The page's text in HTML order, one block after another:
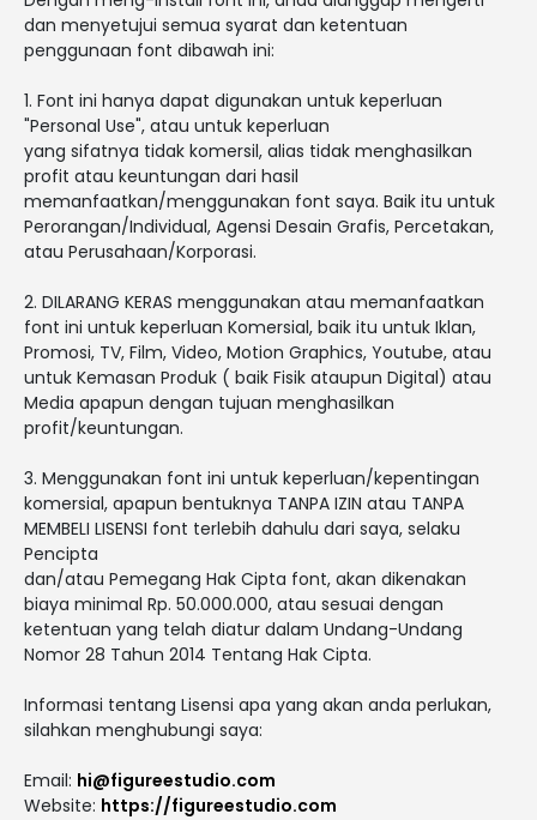
dan menyetujui semua syarat dan ketentuan
penggunaan font dibawah ini:
1. Font ini hanya dapat digunakan untuk keperluan
"Personal Use", atau untuk keperluan
yang sifatnya tidak komersil, alias tidak menghasilkan
profit atau keuntungan dari hasil
memanfaatkan/menggunakan font saya. Baik itu untuk
Perorangan/Individual, Agensi Desain Grafis, Percetakan,
atau Perusahaan/Korporasi.
2. DILARANG KERAS menggunakan atau memanfaatkan
font ini untuk keperluan Komersial, baik itu untuk Iklan,
Promosi, TV, Film, Video, Motion Graphics, Youtube, atau
untuk Kemasan Produk ( baik Fisik ataupun Digital) atau
Media apapun dengan tujuan menghasilkan
profit/keuntungan.
3. Menggunakan font ini untuk keperluan/kepentingan
komersial, apapun bentuknya TANPA IZIN atau TANPA
MEMBELI LISENSI font terlebih dahulu dari saya, selaku
Pencipta
dan/atau Pemegang Hak Cipta font, akan dikenakan
biaya minimal Rp. 50.000.000, atau sesuai dengan
ketentuan yang telah diatur dalam Undang-Undang
Nomor 28 Tahun 2014 Tentang Hak Cipta.
Informasi tentang Lisensi apa yang akan anda perlukan,
silahkan menghubungi saya:
Email: hi@figureestudio.com
Website: https://figureestudio.com